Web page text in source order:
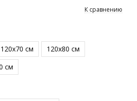
К сравнению
120x70 см
120x80 см
см